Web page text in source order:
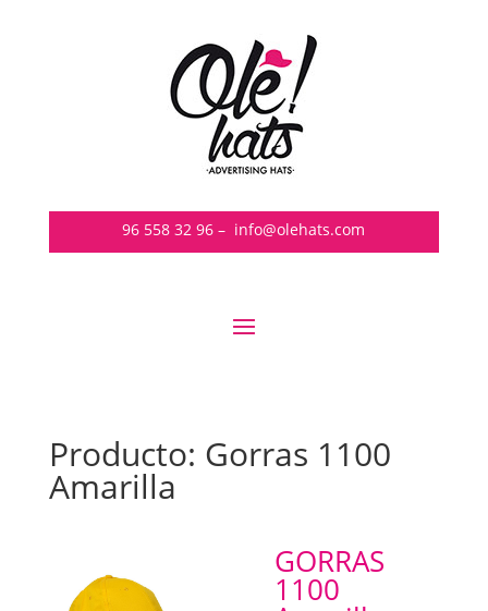
96 558 32 96 – info@olehats.com
Producto: Gorras 1100
Amarilla
GORRAS
1100